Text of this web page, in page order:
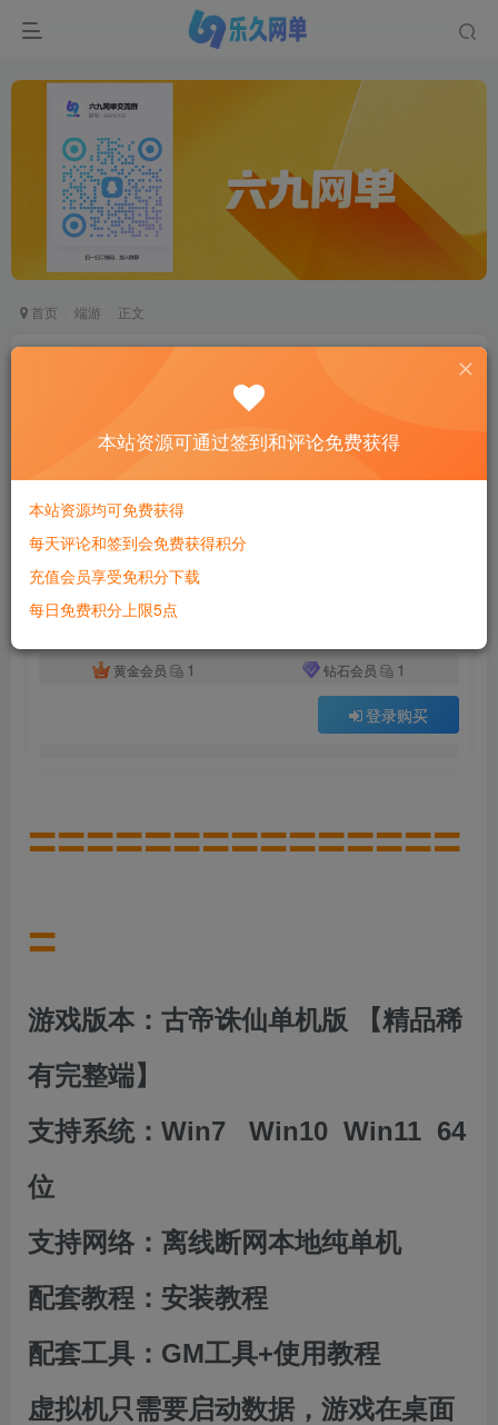
首页 端游 正文
变技能魔改端一键端GM网单
六九网单
2个月前更新
关注
17 1328 828
此内容为付费资源，请付费后查看
黄金会员
1 钻石会员 1
登录购买
付费资源
===============
=
游戏版本：古帝诛仙单机版 【精品稀
有完整端】
支持系统：Win7 Win10 Win11 64
位
支持网络：离线断网本地纯单机
配套教程：安装教程
配套工具：GM工具+使用教程
虚拟机只需要启动数据，游戏在桌面
本站资源可通过签到和评论免费获得
本站资源均可免费获得
每天评论和签到会免费获得积分
充值会员享受免积分下载
每日免费积分上限5点